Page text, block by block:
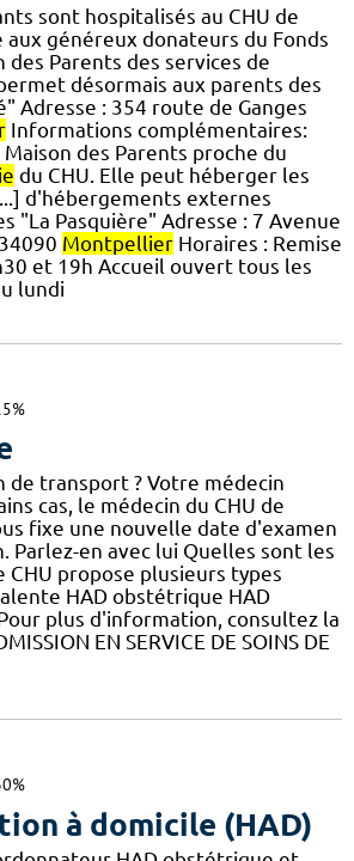
sont hospitalisés au CHU de
aux généreux donateurs du Fonds
des Parents des services de
désormais aux parents des
Adresse : 354 route de Ganges
Informations complémentaires:
Maison des Parents proche du
du CHU. Elle peut héberger les
d'hébergements externes
"La Pasquière" Adresse : 7 Avenue
Montpellier Horaires : Remise
et 19h Accueil ouvert tous les
lundi
de transport ? Votre médecin
cas, le médecin du CHU de
fixe une nouvelle date d'examen
Parlez-en avec lui Quelles sont les
CHU propose plusieurs types
HAD obstétrique HAD
plus d'information, consultez la
EN SERVICE DE SOINS DE
à domicile (HAD)